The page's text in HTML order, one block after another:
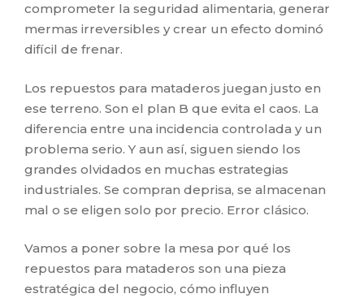
comprometer la seguridad alimentaria, generar
mermas irreversibles y crear un efecto dominó
difícil de frenar.
Los repuestos para mataderos juegan justo en
ese terreno. Son el plan B que evita el caos. La
diferencia entre una incidencia controlada y un
problema serio. Y aun así, siguen siendo los
grandes olvidados en muchas estrategias
industriales. Se compran deprisa, se almacenan
mal o se eligen solo por precio. Error clásico.
Vamos a poner sobre la mesa por qué los
repuestos para mataderos son una pieza
estratégica del negocio, cómo influyen